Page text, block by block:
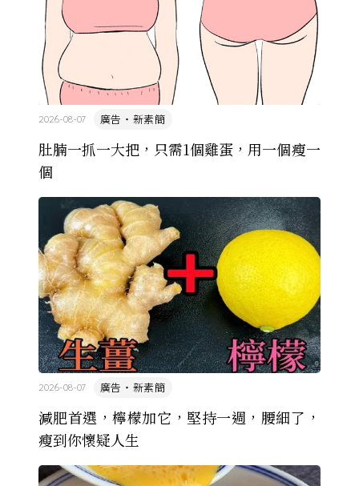
肚腩一抓一大把，只需1個雞蛋，用一個瘦一
個
廣告・新素簡
2026-08-07
減肥首選，檸檬加它，堅持一週，腰細了，
瘦到你懷疑人生
廣告・新素簡
2026-08-07